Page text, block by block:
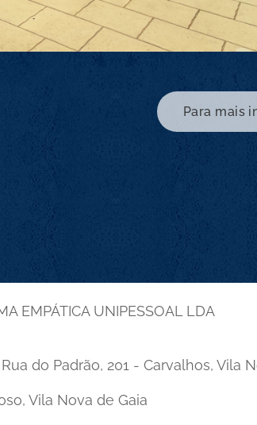
Para mais
EMPÁTICA UNIPESSOAL LDA
do Padrão, 201 - Carvalhos, Vila
Vila Nova de Gaia